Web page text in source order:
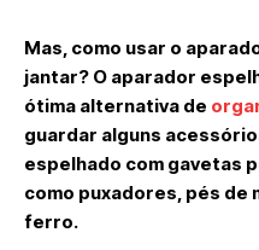
Mas, como usar o
jantar? O aparador
ótima alternativa de
guardar alguns
espelhado com gavetas
como puxadores, pés de
ferro.